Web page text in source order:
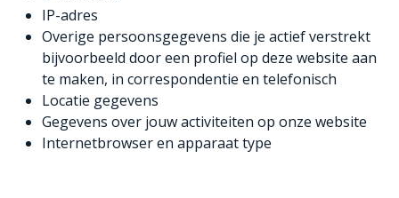
IP-adres
Overige persoonsgegevens die je actief verstrekt
bijvoorbeeld door een profiel op deze website aan
te maken, in correspondentie en telefonisch
Locatie gegevens
Gegevens over jouw activiteiten op onze website
Internetbrowser en apparaat type